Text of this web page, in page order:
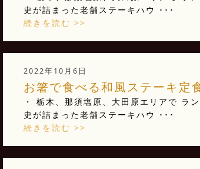
史が詰まった老舗ステーキハウ ･･･
続きを読む >>
2022年10月6日
お箸で食べる和風ステーキ定
・ 栃木、那須塩原、大田原エリアで ラ
史が詰まった老舗ステーキハウ ･･･
続きを読む >>